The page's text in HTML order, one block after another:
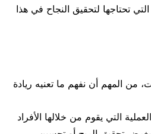
تحتاجها لتحقيق النجاح في هذا
من المهم أن نفهم ما تعنيه ريادة
التي يقوم من خلالها الأفراد